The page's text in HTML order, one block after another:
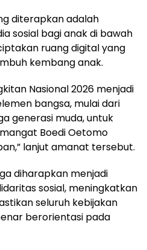
diterapkan adalah
sosial bagi anak di bawah
ruang digital yang
kembang anak.
Nasional 2026 menjadi
bangsa, mulai dari
generasi muda, untuk
Boedi Oetomo
lanjut amanat tersebut.
diharapkan menjadi
sosial, meningkatkan
seluruh kebijakan
berorientasi pada